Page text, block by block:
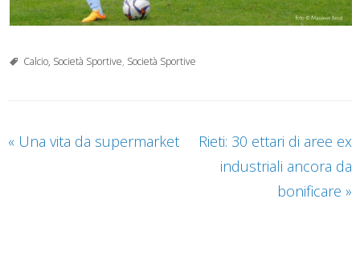
Calcio, Società Sportive, Società Sportive
« Una vita da supermarket
Rieti: 30 ettari di aree ex
industriali ancora da
bonificare »